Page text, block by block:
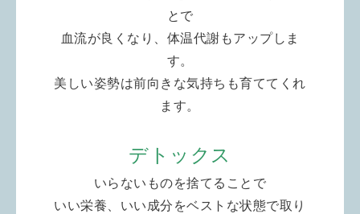
とで
血流が良くなり、体温代謝もアップしま
す。
美しい姿勢は前向きな気持ちも育ててくれ
ます。
デトックス
いらないものを捨てることで
いい栄養、いい成分をベストな状態で取り